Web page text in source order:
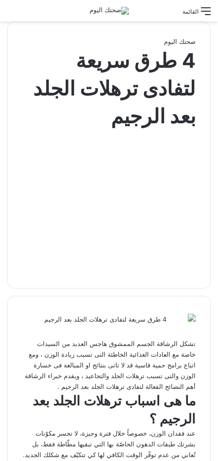
القائمة
صحتك اليوم
4 طرق سريعة
لتفادى ترهلات الجلد
بعد الرجيم
تشكل الرشاقة الجسم الممشوق هاجس العديد من السيدات
خاصة مع العادات الغذائية الخاطئة التى تسبب زيادة الوزن ، ومع
اتباع برامج حمية قاسية قد لا تاتى بنتائج او المبالغة فى خسارة
الوزن والتى تسبب ترهلات الجلد والتجاعيد ، ويقدم خبراء الرشاقة
أهم النصائح الفعالة لتفادى ترهلات الجلد بعد الرجيم .
ما هى اسباب ترهلات الجلد بعد
الرجيم ؟
عند فقدان الوزن، خصوصاً خلال فترة وجيزة، لا تخسر مكوّنات
بشرتك طبقات الدهون الخاصّة بها التي تبقيها مطّاطة فقط، بل
تُعاني من عدم توفّر الوقت الكافي لها كي تتكيّف مع شكلك الجديد.